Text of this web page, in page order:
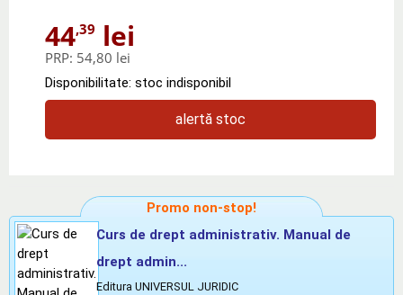
44,39 lei
PRP: 54,80 lei
Disponibilitate: stoc indisponibil
alertă stoc
Promo non-stop!
Curs de drept administrativ. Manual de
drept admin...
Editura UNIVERSUL JURIDIC